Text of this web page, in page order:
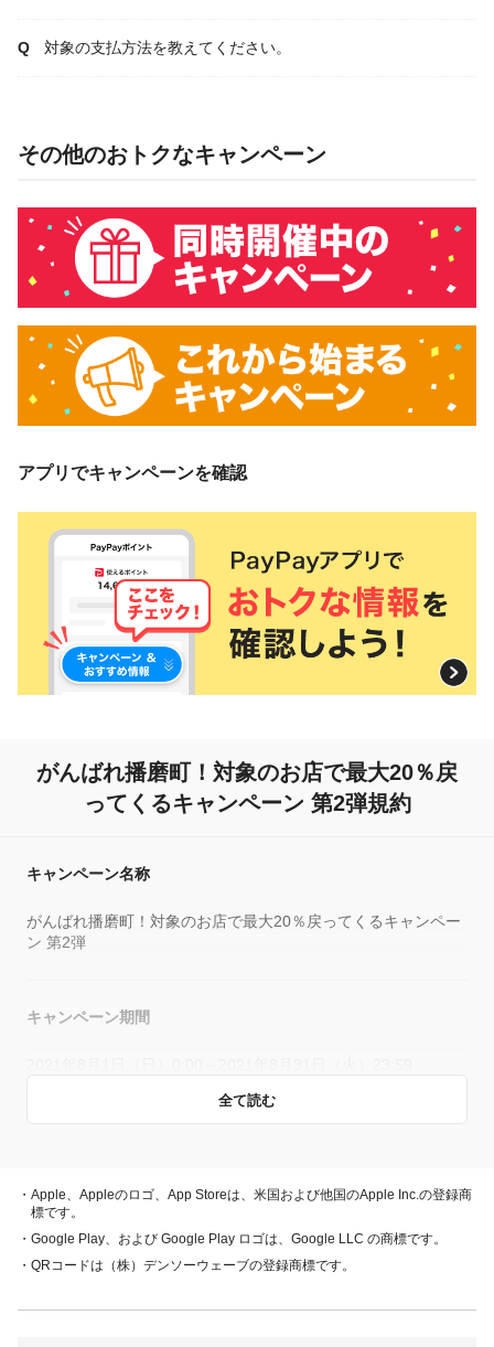
対象の支払方法を教えてください。
その他のおトクなキャンペーン
アプリでキャンペーンを確認
がんばれ播磨町！ 対象のお店で最大20％戻
ってくるキャンペーン 第2弾規約
全て読む
キャンペーン名称
がんばれ播磨町！対象のお店で最大20％戻ってくるキャンペー
ン 第2弾
キャンペーン期間
キャンペーン期間中、対象店舗で、PayPay残高、ヤフーカー
ド、PayPayあと払い（一括のみ）でお支払いをしていただい
た方に対し、下表のとおり後日PayPayボーナスを付与しま
す。
・Apple、Appleのロゴ、App Storeは、米国および他国のApple Inc.の登録商
標です。
・Google Play、および Google Play ロゴは、Google LLC の商標です。
・QRコードは（株）デンソーウェーブの登録商標です。